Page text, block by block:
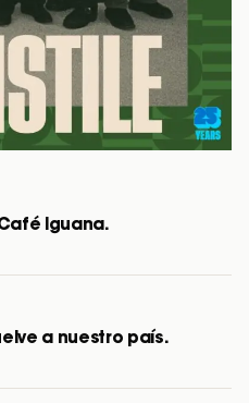
Iguana.
a nuestro país.